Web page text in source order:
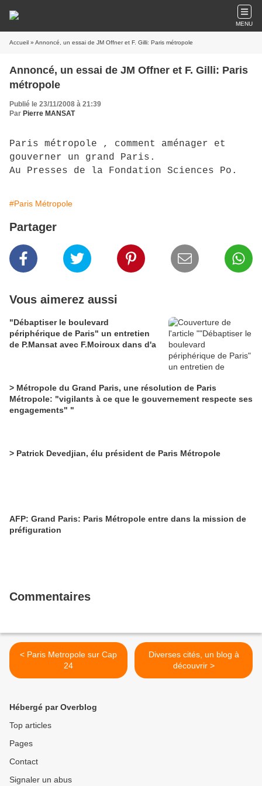
MENU
Accueil » Annoncé, un essai de JM Offner et F. Gilli: Paris métropole
Annoncé, un essai de JM Offner et F. Gilli: Paris
métropole
Publié le 23/11/2008 à 21:39
Par Pierre MANSAT
Paris métropole , comment aménager et
gouverner un grand Paris.
Au Presses de la Fondation Sciences Po.
#Paris Métropole
Partager
Vous aimerez aussi
"Débaptiser le boulevard
périphérique de Paris" un entretien
de P.Mansat avec F.Moiroux dans d'a
> Métropole du Grand Paris, une résolution de Paris
Métropole: "vigilants à ce que le gouvernement respecte ses
engagements" "
> Patrick Devedjian, élu président de Paris Métropole
AFP: Grand Paris: Paris Métropole entre dans la mission de
préfiguration
Commentaires
< Paris Metropole sur Cap
24
Diverses cités, un blog à
découvrir >
Hébergé par Overblog
Top articles
Pages
Contact
Signaler un abus